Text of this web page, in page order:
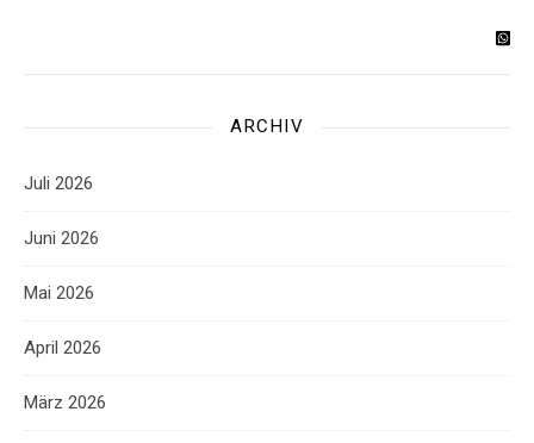
ARCHIV
Juli 2026
Juni 2026
Mai 2026
April 2026
März 2026